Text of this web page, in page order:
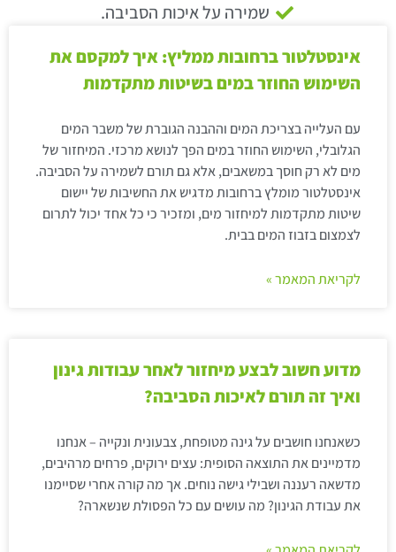
שמירה על איכות הסביבה.
אינסטלטור ברחובות ממליץ: איך למקסם את
השימוש החוזר במים בשיטות מתקדמות
עם העלייה בצריכת המים וההבנה הגוברת של משבר המים
הגלובלי, השימוש החוזר במים הפך לנושא מרכזי. המיחזור של
מים לא רק חוסך במשאבים, אלא גם תורם לשמירה על הסביבה.
אינסטלטור מומלץ ברחובות מדגיש את החשיבות של יישום
שיטות מתקדמות למיחזור מים, ומזכיר כי כל אחד יכול לתרום
לצמצום בזבוז המים בבית.
לקריאת המאמר »
מדוע חשוב לבצע מיחזור לאחר עבודות גינון
ואיך זה תורם לאיכות הסביבה?
כשאנחנו חושבים על גינה מטופחת, צבעונית ונקייה – אנחנו
מדמיינים את התוצאה הסופית: עצים ירוקים, פרחים מרהיבים,
מדשאה רעננה ושבילי גישה נוחים. אך מה קורה אחרי שסיימנו
את עבודת הגינון? מה עושים עם כל הפסולת שנשארה?